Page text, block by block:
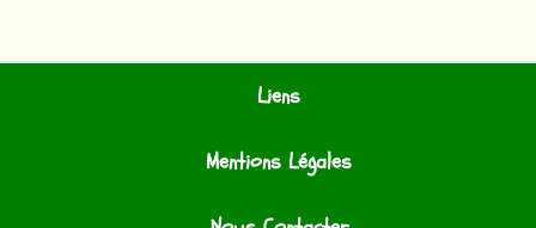
Liens
Mentions Légales